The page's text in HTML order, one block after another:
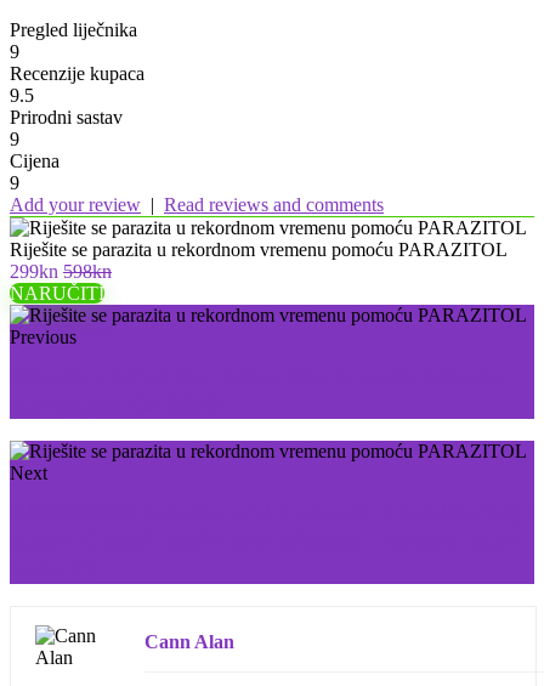
Pregled liječnika
9
Recenzije kupaca
9.5
Prirodni sastav
9
Cijena
9
Add your review | Read reviews and comments
Riješite se parazita u rekordnom vremenu pomoću PARAZITOL
299kn 598kn
NARUČITI
Previous
Next
Cann Alan